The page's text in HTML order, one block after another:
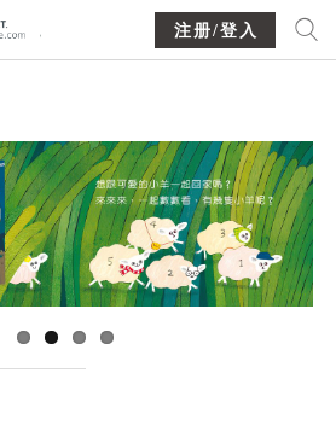
注册/登入